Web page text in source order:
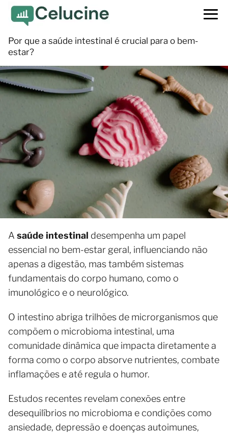
Por que a saúde intestinal é crucial para o bem-
estar?
A saúde intestinal desempenha um papel
essencial no bem-estar geral, influenciando não
apenas a digestão, mas também sistemas
fundamentais do corpo humano, como o
imunológico e o neurológico.
O intestino abriga trilhões de microrganismos que
compõem o microbioma intestinal, uma
comunidade dinâmica que impacta diretamente a
forma como o corpo absorve nutrientes, combate
inflamações e até regula o humor.
Estudos recentes revelam conexões entre
desequilíbrios no microbioma e condições como
ansiedade, depressão e doenças autoimunes,